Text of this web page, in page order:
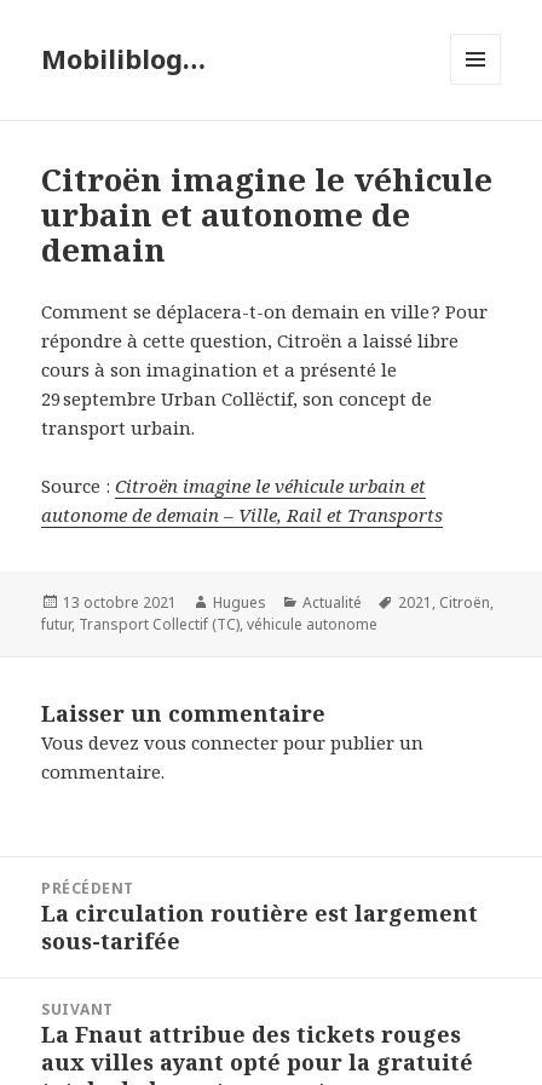
Mobiliblog…
Citroën imagine le véhicule
urbain et autonome de
demain
Comment se déplacera-t-on demain en ville ? Pour
répondre à cette question, Citroën a laissé libre
cours à son imagination et a présenté le
29 septembre Urban Collëctif, son concept de
transport urbain.
Source :Citroën imagine le véhicule urbain et
autonome de demain – Ville, Rail et Transports
Publié
le
13 octobre 2021 Auteur
Hugues Catégories
Actualité
Mots-
2021 , Citroën,
futur, Transport Collectif (TC),véhicule autonome
Laisser un commentaire
Vous devezvous connecter pour publier un
commentaire.
l’article
PRÉCÉDENT
Article
précédent :
La circulation routière est largement
sous-tarifée
SUIVANT
Article
suivant :
La Fnaut attribue des tickets rouges
aux villes ayant opté pour la gratuité